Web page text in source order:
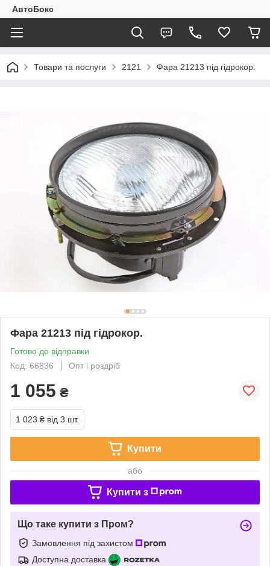
АвтоБокс
Товари та послуги 2121 Фара 21213 під гідрокор.
Фара 21213 під гідрокор.
Готово до відправки
Код: 66836
Опт і роздріб
1 055 ₴
1 023 ₴ від 3 шт.
Купити
або
Купити з
Що таке купити з Пром?
Замовлення під захистом
Доступна доставка